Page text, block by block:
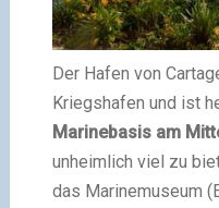
Der Hafen von
Kriegshafen und ist
Marinebasis am
unheimlich viel zu
das Marinemuseum